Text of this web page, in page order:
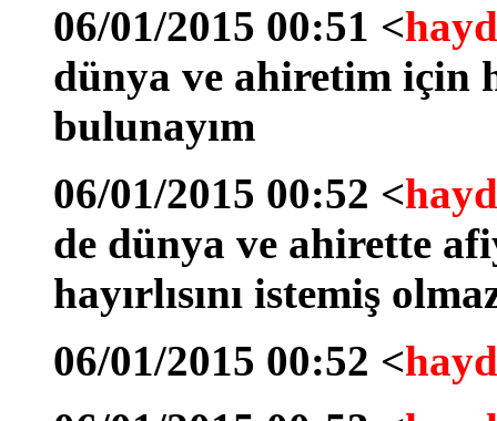
06/01/2015 00:51 <
dünya ve ahiretim için
bulunayım
06/01/2015 00:52 <
de dünya ve ahirette
hayırlısını istemiş
06/01/2015 00:52 <